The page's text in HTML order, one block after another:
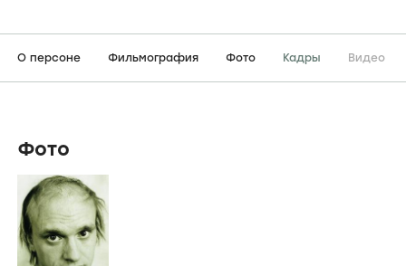
О персоне Фильмография Фото Кадры Видео
Фото